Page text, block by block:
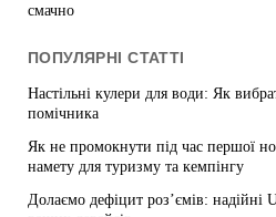
смачно
ПОПУЛЯРНІ СТАТТІ
Настільні кулери для води: Як
помічника
Як не промокнути під час першої
намету для туризму та кемпінгу
Долаємо дефіцит роз’ємів: надійні